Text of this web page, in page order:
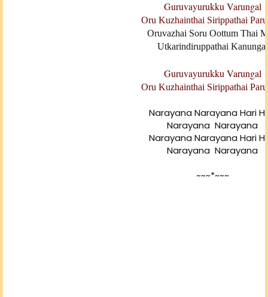
Guruvayurukku Varungal
Oru Kuzhainthai Sirippathai
Oruvazhai Soru Oottum Thai
Utkarindiruppathai Kanungal
Guruvayurukku Varungal
Oru Kuzhainthai Sirippathai
Narayana Narayana Hari
Narayana Narayana
Narayana Narayana Hari
Narayana Narayana
~~~*~~~